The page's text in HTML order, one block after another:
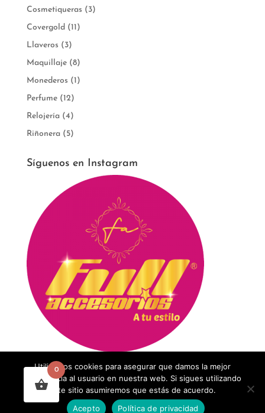
Cosmetiqueras (3)
Covergold (11)
Llaveros (3)
Maquillaje (8)
Monederos (1)
Perfume (12)
Relojería (4)
Riñonera (5)
Síguenos en Instagram
Diseñado porAgencia concepto
0
Utilizamos cookies para asegurar que damos la mejor
experiencia al usuario en nuestra web. Si sigues utilizando
este sitio asumiremos que estás de acuerdo.
Acepto
Política de privacidad